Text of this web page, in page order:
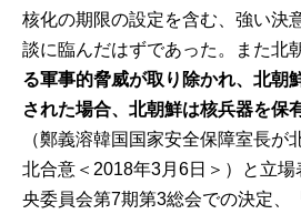
核化の期限の設定を含む、強い決
談に臨んだはずであった。また北
る軍事的脅威が取り除かれ、北朝
された場合、北朝鮮は核兵器を保
（鄭義溶韓国国家安全保障室長が
北合意＜2018年3月6日＞）と立場
央委員会第7期第3総会での決定、